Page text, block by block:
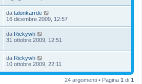
da talonkarrde
16 dicembre 2009, 12:57
da Rickywh
31 ottobre 2009, 12:51
da Rickywh
10 ottobre 2009, 22:11
24 argomenti • Pagina 1 di 1